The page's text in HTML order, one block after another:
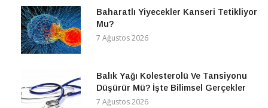
Baharatlı Yiyecekler Kanseri Tetikliyor
Mu?
7 Ağustos 2026
Balık Yağı Kolesterolü Ve Tansiyonu
Düşürür Mü? İşte Bilimsel Gerçekler
7 Ağustos 2026